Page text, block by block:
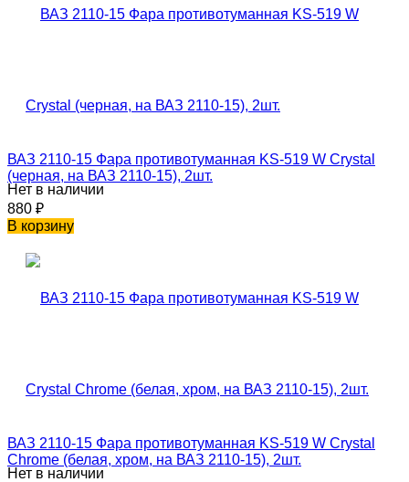
ВАЗ 2110-15 Фара противотуманная KS-519 W Crystal
(черная, на ВАЗ 2110-15), 2шт.
Нет в наличии
880 ₽
В корзину
ВАЗ 2110-15 Фара противотуманная KS-519 W Crystal
Chrome (белая, хром, на ВАЗ 2110-15), 2шт.
Нет в наличии